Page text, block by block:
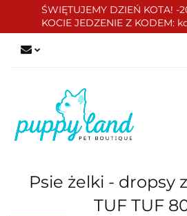
ŚWIĘTUJEMY DZIEŃ KOTA! -
KOCIE JEDZENIE Z KODEM:
Psie żelki - dropsy
TUF TUF